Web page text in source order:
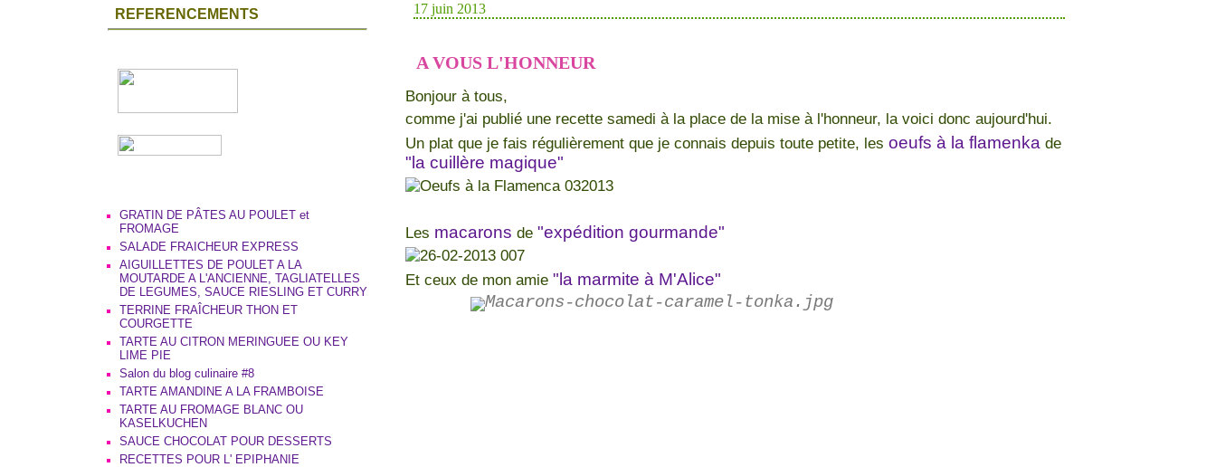
REFERENCEMENTS
GRATIN DE PÂTES AU POULET et
FROMAGE
SALADE FRAICHEUR EXPRESS
AIGUILLETTES DE POULET A LA
MOUTARDE A L'ANCIENNE, TAGLIATELLES
DE LEGUMES, SAUCE RIESLING ET CURRY
TERRINE FRAÎCHEUR THON ET
COURGETTE
TARTE AU CITRON MERINGUEE OU KEY
LIME PIE
Salon du blog culinaire #8
TARTE AMANDINE A LA FRAMBOISE
TARTE AU FROMAGE BLANC OU
KASELKUCHEN
SAUCE CHOCOLAT POUR DESSERTS
RECETTES POUR L' EPIPHANIE
17 juin 2013
A VOUS L'HONNEUR
Bonjour à tous,
comme j'ai publié une recette samedi à la place de la mise à l'honneur, la voici donc aujourd'hui.
Un plat que je fais régulièrement que je connais depuis toute petite, les oeufs à la flamenka de
"la cuillère magique"
Les macarons de "expédition gourmande"
Et ceux de mon amie "la marmite à M'Alice"